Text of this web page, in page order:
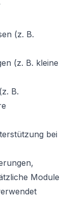
(z. B.
(z. B. kleine
B.
bei
Module